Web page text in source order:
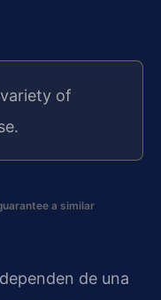
of
a similar
de una